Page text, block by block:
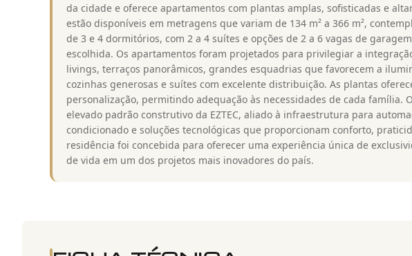
da cidade e oferece apartamentos com plantas amplas, sofisticadas e
estão disponíveis em metragens que variam de 134 m² a 366 m²,
de 3 e 4 dormitórios, com 2 a 4 suítes e opções de 2 a 6 vagas de
escolhida. Os apartamentos foram projetados para privilegiar a
livings, terraços panorâmicos, grandes esquadrias que favorecem a
cozinhas generosas e suítes com excelente distribuição. As plantas
personalização, permitindo adequação às necessidades de cada família.
elevado padrão construtivo da EZTEC, aliado à infraestrutura para
condicionado e soluções tecnológicas que proporcionam conforto,
residência foi concebida para oferecer uma experiência única de
de vida em um dos projetos mais inovadores do país.